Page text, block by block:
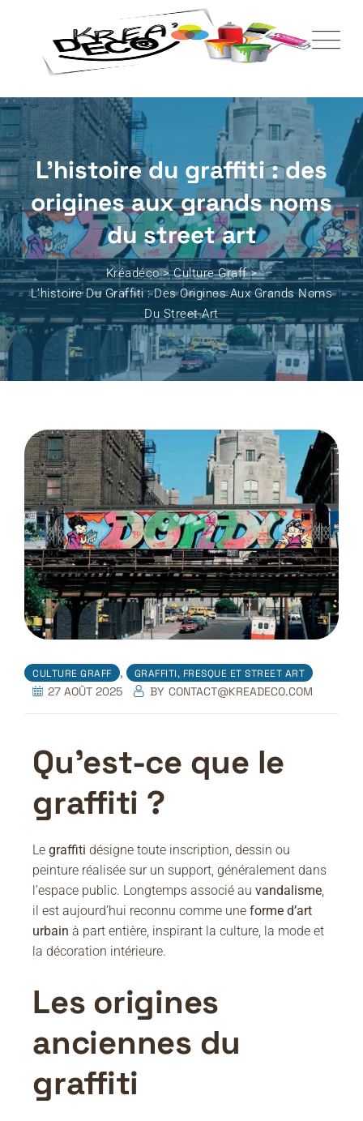
L’histoire du graffiti : des
origines aux grands noms
du street art
Kréadéco>Culture Graff>
L’histoire Du Graffiti : Des Origines Aux Grands Noms
Du Street Art
CULTURE GRAFF , GRAFFITI, FRESQUE ET STREET ART
27 AOÛT 2025 BY CONTACT@KREADECO.COM
Qu’est-ce que le
graffiti ?
Le graffiti désigne toute inscription, dessin ou
peinture réalisée sur un support, généralement dans
l’espace public. Longtemps associé au vandalisme
il est aujourd’hui reconnu comme une forme d’art
urbain à part entière, inspirant la culture, la mode et
la décoration intérieure.
Les origines
anciennes du
graffiti